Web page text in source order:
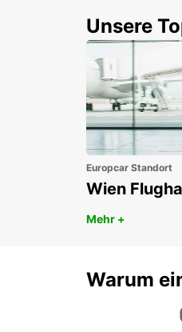
Unsere
Europcar Standort
Wien
Mehr +
Warum